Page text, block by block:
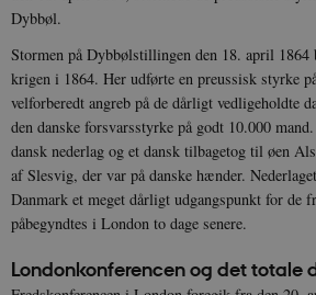
Dybbøl.
Stormen på Dybbølstillingen den 18. april
krigen i 1864. Her udførte en preussisk styrke
velforberedt angreb på de dårligt vedligeholdte
den danske forsvarsstyrke på godt 10.000
dansk nederlag og et dansk tilbagetog til øen
af Slesvig, der var på danske hænder.
Danmark et meget dårligt udgangspunkt for de
påbegyndtes i London to dage senere.
Londonkonferencen og det totale